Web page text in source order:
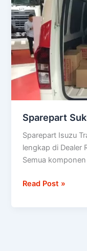
Sparepart
Sparepart Isuzu
lengkap di Dealer
Semua
Cadang
Isuzu
Traga
Read Post »